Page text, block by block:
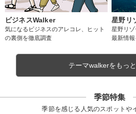
ビジネスWalker
気になるビジネスのアレコレ、ヒット
の裏側を徹底調査
星野リ
星野リ
最新情報
テーマwalkerをもっ
季節特集
季節を感じる人気のスポットや